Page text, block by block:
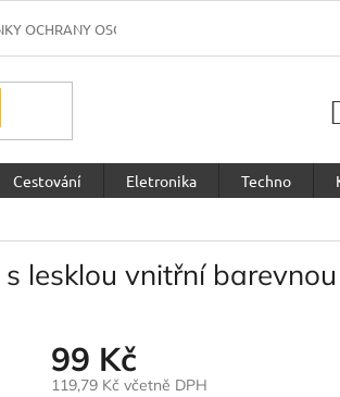
OCHRANY OSOBNÍCH ÚDAJŮ
Cestování Eletronika Techno
lesklou vnitřní
99 Kč
119,79 Kč včetně DPH